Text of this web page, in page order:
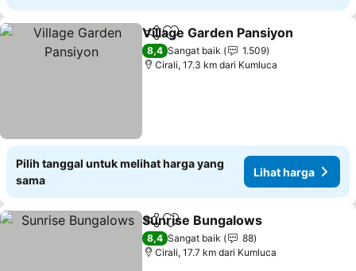
BagikanTambahkan ke favorit
Village Garden Pansiyon
8,4 Sangat baik
1.509
Cirali, 17.3 km dari Kumluca
Pilih tanggal untuk melihat harga yang
sama
Lihat harga
BagikanTambahkan ke favorit
Sunrise Bungalows
8,4 Sangat baik
88
Cirali, 17.7 km dari Kumluca